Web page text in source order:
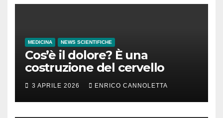
MEDICINA NEWS SCIENTIFICHE
Cos’è il dolore? È una
costruzione del cervello
3 APRILE 2026 ENRICO CANNOLETTA